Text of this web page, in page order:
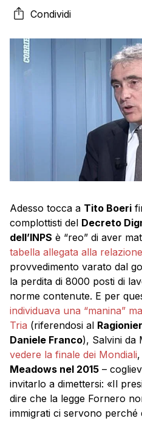
disperata ma non seria, è
che 2+2 fa 4
Condividi
Adesso tocca a Tito Boeri
complottisti del Decreto
dell’INPS è “reo” di aver
tabella allegata alla
provvedimento varato dal
la perdita di 8000 posti di
norme contenute. E per
individuava una “manina”
Tria (riferendosi al
Daniele Franco), Salvini da
vedere la finale dei Mondiali
Meadows nel 2015 –
invitarlo a dimettersi: «Il
dire che la legge Fornero
immigrati ci servono